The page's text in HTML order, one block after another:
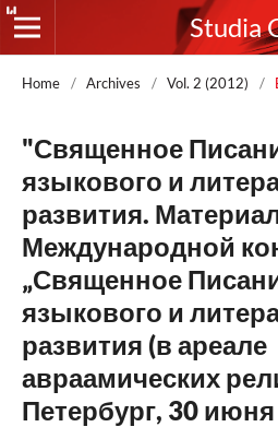
Studia
Home / Archives / Vol. 2 (2012) /
"Священное
языкового и
развития.
Международной
„Священное
языкового и
развития (в ареале
авраамических
Петербург, 30 июня